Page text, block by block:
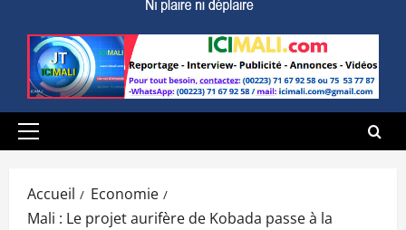
Menu
Accueil
Economie
Mali : Le projet aurifère de Kobada passe à la